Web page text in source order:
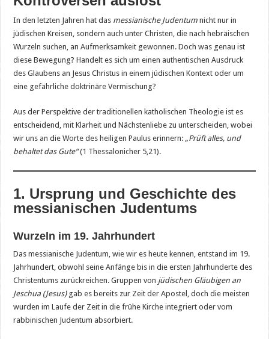
In den letzten Jahren hat das messianische Judentum nicht nur in
jüdischen Kreisen, sondern auch unter Christen, die nach hebräischen
Wurzeln suchen, an Aufmerksamkeit gewonnen. Doch was genau ist
diese Bewegung? Handelt es sich um einen authentischen Ausdruck
des Glaubens an Jesus Christus in einem jüdischen Kontext oder um
eine gefährliche doktrinäre Vermischung?
Aus der Perspektive der traditionellen katholischen Theologie ist es
entscheidend, mit Klarheit und Nächstenliebe zu unterscheiden, wobei
wir uns an die Worte des heiligen Paulus erinnern: „Prüft alles, und
behaltet das Gute“(1 Thessalonicher 5,21).
1. Ursprung und Geschichte des
messianischen Judentums
Wurzeln im 19. Jahrhundert
Das messianische Judentum, wie wir es heute kennen, entstand im 19.
Jahrhundert, obwohl seine Anfänge bis in die ersten Jahrhunderte des
Christentums zurückreichen. Gruppen von jüdischen Gläubigen an
Jeschua (Jesus)gab es bereits zur Zeit der Apostel, doch die meisten
wurden im Laufe der Zeit in die frühe Kirche integriert oder vom
rabbinischen Judentum absorbiert.